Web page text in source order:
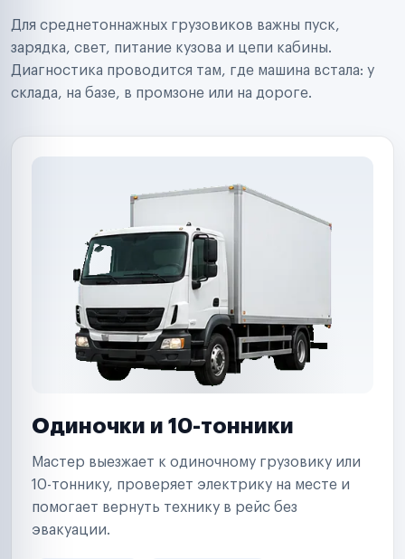
Аренда спецтехники
Ремонт спецтехники
Ритейл-сети
Управляющие компании
Страховые компании
Для среднетоннажных грузовиков важны пуск,
зарядка, свет, питание кузова и цепи кабины.
Диагностика проводится там, где машина встала: у
склада, на базе, в промзоне или на дороге.
Одиночки и 10-тонники
Мастер выезжает к одиночному грузовику или
10-тоннику, проверяет электрику на месте и
помогает вернуть технику в рейс без
эвакуации.